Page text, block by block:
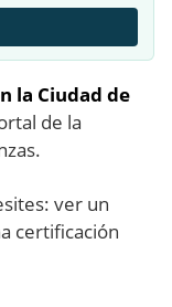
la Ciudad de
de la
ver un
certificación